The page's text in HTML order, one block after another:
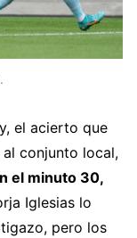
el acierto que
conjunto local,
el minuto 30,
Iglesias lo
pero los